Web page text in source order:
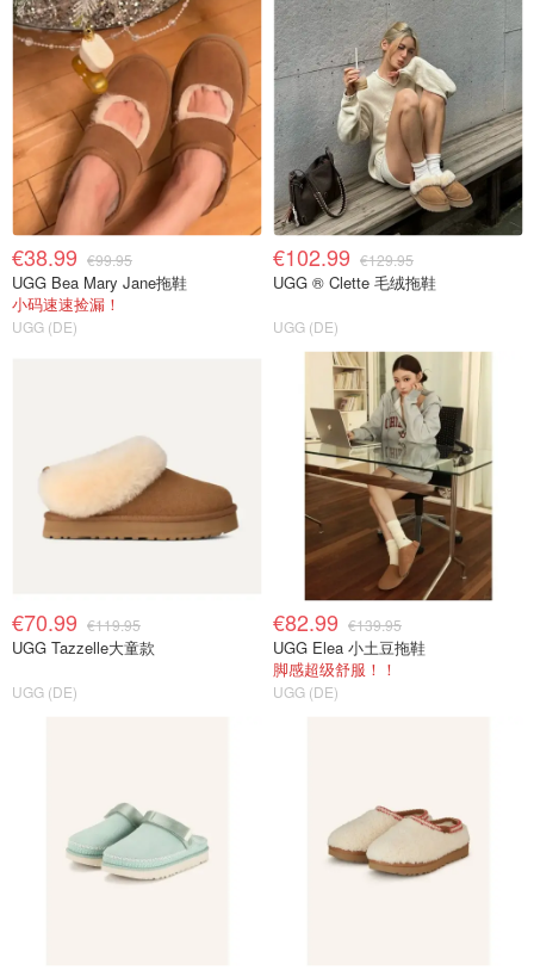
€38.99 €99.95
UGG Bea Mary Jane拖鞋
小码速速捡漏！
UGG (DE)
€102.99 €129.95
UGG ® Clette 毛绒拖鞋
UGG (DE)
€70.99 €119.95
UGG Tazzelle大童款
UGG (DE)
€82.99 €139.95
UGG Elea 小土豆拖鞋
脚感超级舒服！！
UGG (DE)